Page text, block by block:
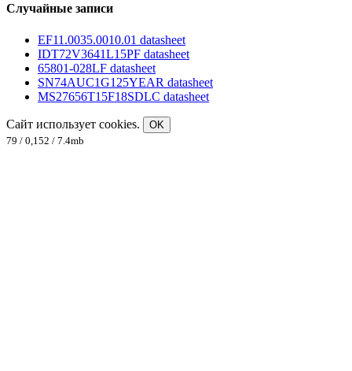
Случайные записи
EF11.0035.0010.01 datasheet
IDT72V3641L15PF datasheet
65801-028LF datasheet
SN74AUC1G125YEAR datasheet
MS27656T15F18SDLC datasheet
Сайт использует cookies.
OK
79 / 0,152 / 7.4mb